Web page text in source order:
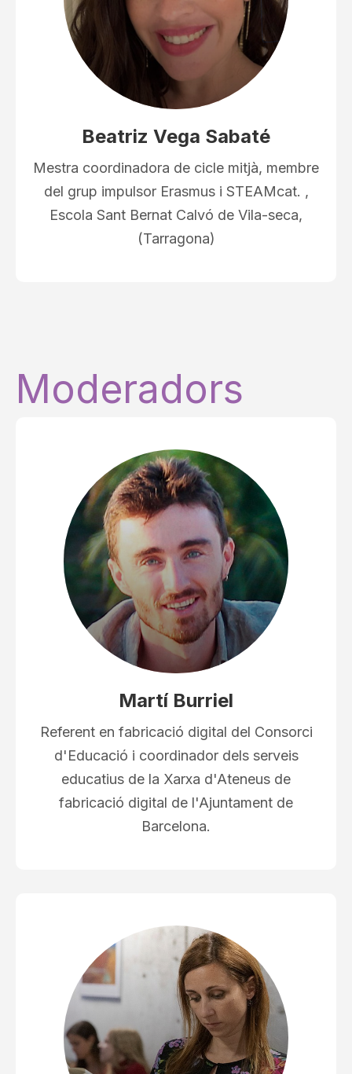
Beatriz Vega Sabaté
Mestra coordinadora de cicle mitjà, membre
del grup impulsor Erasmus i STEAMcat. ,
Escola Sant Bernat Calvó de Vila-seca,
(Tarragona)
Moderadors
Martí Burriel
Referent en fabricació digital del Consorci
d'Educació i coordinador dels serveis
educatius de la Xarxa d'Ateneus de
fabricació digital de l'Ajuntament de
Barcelona.